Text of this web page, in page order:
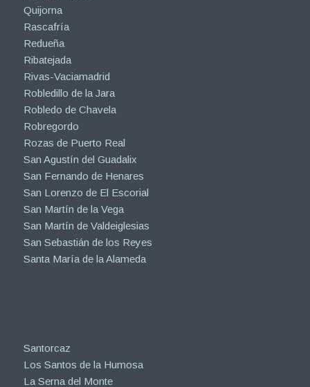
Quijorna
Rascafría
Redueña
Ribatejada
Rivas-Vaciamadrid
Robledillo de la Jara
Robledo de Chavela
Robregordo
Rozas de Puerto Real
San Agustín del Guadalix
San Fernando de Henares
San Lorenzo de El Escorial
San Martín de la Vega
San Martín de Valdeiglesias
San Sebastián de los Reyes
Santa María de la Alameda
Santorcaz
Los Santos de la Humosa
La Serna del Monte